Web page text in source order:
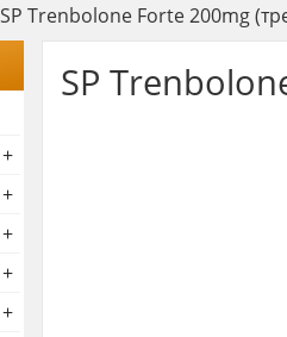
SP Trenbolone Forte 200mg
SP